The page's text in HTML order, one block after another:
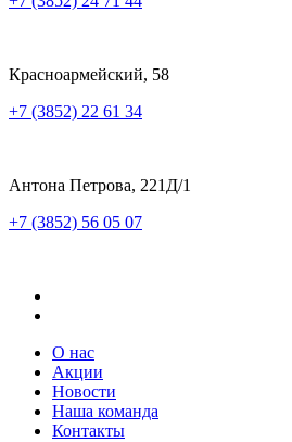
Красноармейский, 58
+7 (3852) 22 61 34
Антона Петрова, 221Д/1
+7 (3852) 56 05 07
О нас
Акции
Новости
Наша команда
Контакты